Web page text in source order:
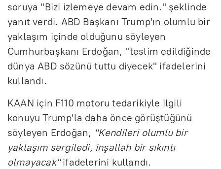
soruya "Bizi izlemeye devam edin." şeklinde
yanıt verdi. ABD Başkanı Trump'ın olumlu bir
yaklaşım içinde olduğunu söyleyen
Cumhurbaşkanı Erdoğan, "teslim edildiğinde
dünya ABD sözünü tuttu diyecek" ifadelerini
kullandı.
KAAN için F110 motoru tedarikiyle ilgili
konuyu Trump'la daha önce görüştüğünü
söyleyen Erdoğan, "Kendileri olumlu bir
yaklaşım sergiledi, inşallah bir sıkıntı
olmayacak"ifadelerini kullandı.